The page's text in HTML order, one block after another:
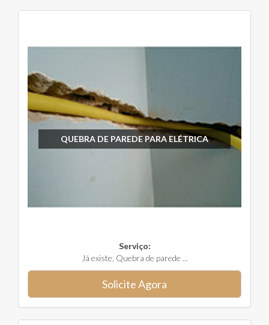
QUEBRA DE PAREDE PARA ELÉTRICA
Serviço:
Já existe, Quebra de parede ...
Solicite Agora